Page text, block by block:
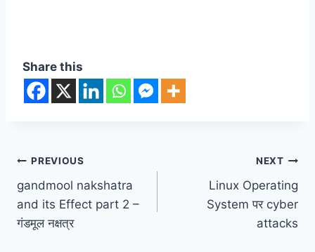
Share this
Post
navigation
PREVIOUS
gandmool nakshatra
and its Effect part 2 –
गंडमूल नक्षत्र
NEXT
Linux Operating
System पर cyber
attacks